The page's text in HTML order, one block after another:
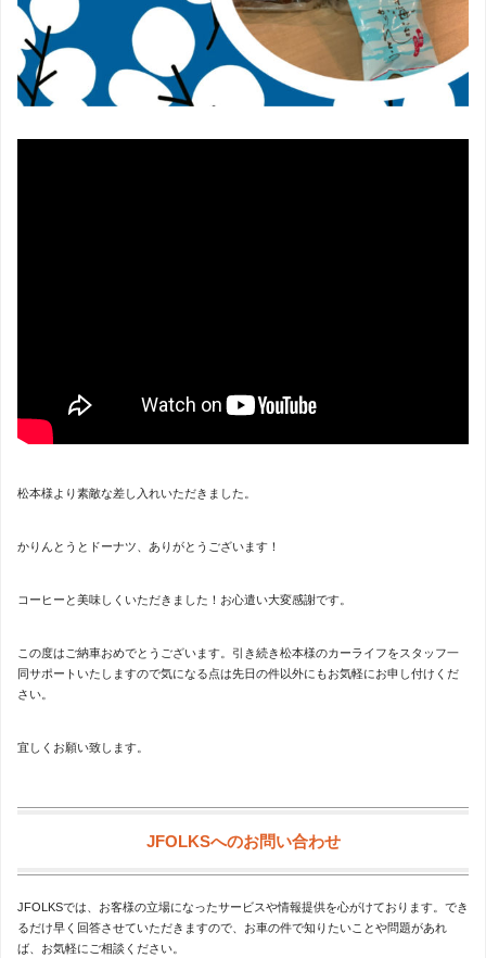
松本様より素敵な差し入れいただきました。
かりんとうとドーナツ、ありがとうございます！
コーヒーと美味しくいただきました！お心遣い大変感謝です。
この度はご納車おめでとうございます。引き続き松本様のカーライフをスタッフ一
同サポートいたしますので気になる点は先日の件以外にもお気軽にお申し付けくだ
さい。
宜しくお願い致します。
JFOLKSへのお問い合わせ
JFOLKSでは、お客様の立場になったサービスや情報提供を心がけております。でき
るだけ早く回答させていただきますので、お車の件で知りたいことや問題があれ
ば、お気軽にご相談ください。